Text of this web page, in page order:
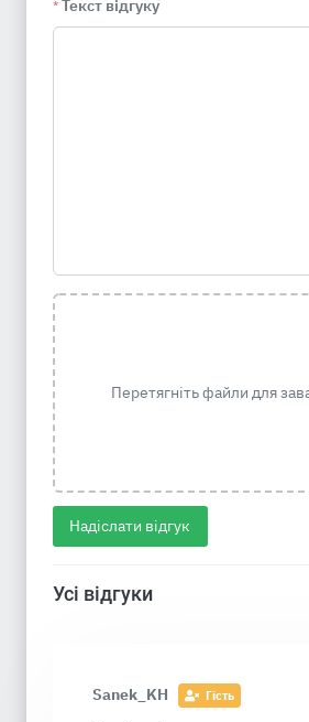
* Текст відгуку
Перетягніть файли для
Надіслати відгук
Усі відгуки
Sanek_KH Гість